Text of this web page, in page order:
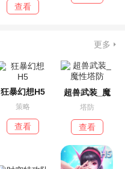
查看
更多
狂暴幻想H5
策略
查看
超兽武装_魔
塔防
查看